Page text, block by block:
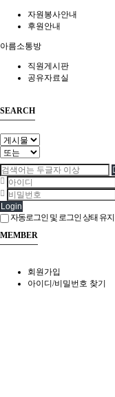
자원봉사안내
후원안내
아름소통방
직원게시판
공유자료실
SEARCH
Login
자동로그인 및 로그인 상태 유지
MEMBER
회원가입
아이디/비밀번호 찾기